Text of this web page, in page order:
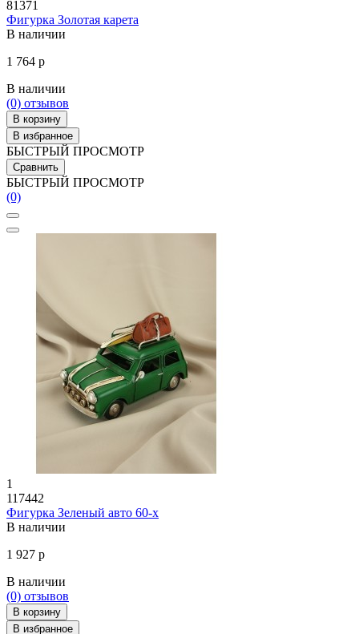
81371
Фигурка Золотая карета
В наличии
1 764 р
В наличии
(0) отзывов
В корзину
В избранное
БЫСТРЫЙ ПРОСМОТР
Сравнить
БЫСТРЫЙ ПРОСМОТР
(0)
1
117442
Фигурка Зеленый авто 60-х
В наличии
1 927 р
В наличии
(0) отзывов
В корзину
В избранное